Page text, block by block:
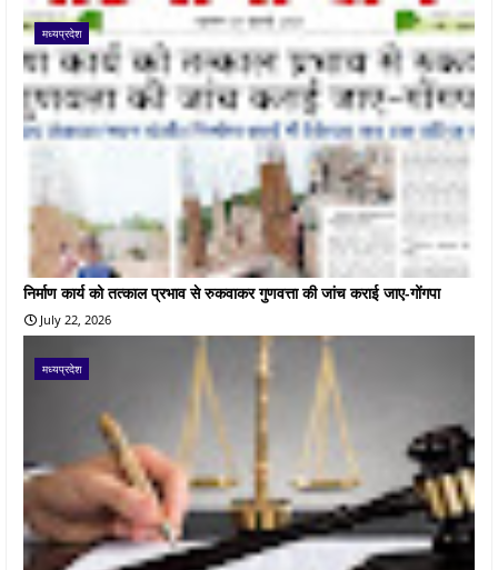
मध्यप्रदेश
निर्माण कार्य को तत्काल प्रभाव से रुकवाकर गुणवत्ता की जांच कराई जाए-गोंगपा
July 22, 2026
मध्यप्रदेश